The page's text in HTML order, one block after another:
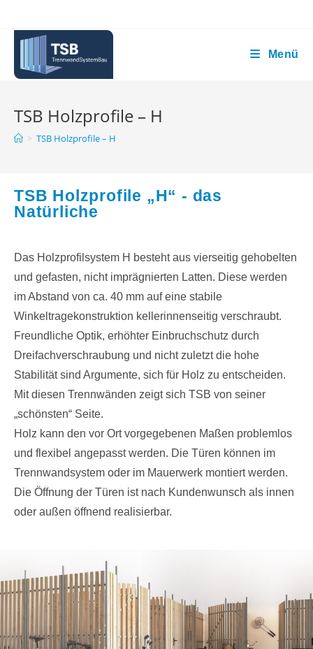
Menü
TSB Holzprofile – H
> TSB Holzprofile – H
TSB Holzprofile „H“ - das
Natürliche
Das Holzprofilsystem H besteht aus vierseitig gehobelten
und gefasten, nicht imprägnierten Latten. Diese werden
im Abstand von ca. 40 mm auf eine stabile
Winkeltragekonstruktion kellerinnenseitig verschraubt.
Freundliche Optik, erhöhter Einbruchschutz durch
Dreifachverschraubung und nicht zuletzt die hohe
Stabilität sind Argumente, sich für Holz zu entscheiden.
Mit diesen Trennwänden zeigt sich TSB von seiner
„schönsten“ Seite.
Holz kann den vor Ort vorgegebenen Maßen problemlos
und flexibel angepasst werden. Die Türen können im
Trennwandsystem oder im Mauerwerk montiert werden.
Die Öffnung der Türen ist nach Kundenwunsch als innen
oder außen öffnend realisierbar.